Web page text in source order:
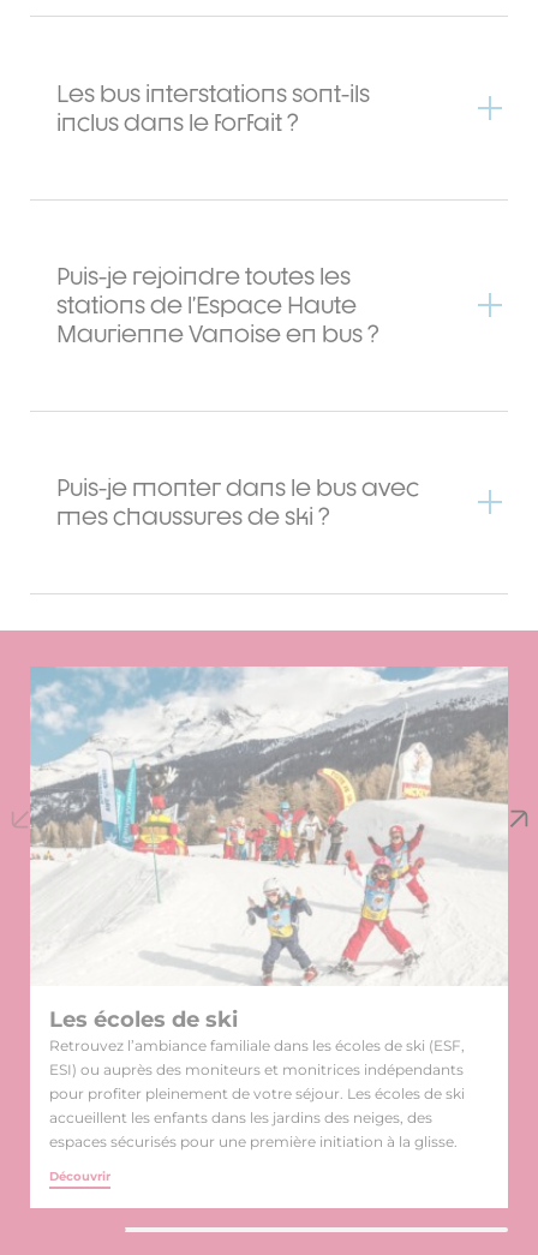
Les bus interstations sont-ils
inclus dans le forfait ?
Puis-je rejoindre toutes les
stations de l’Espace Haute
Maurienne Vanoise en bus ?
Puis-je monter dans le bus avec
mes chaussures de ski ?
Les écoles de ski
Retrouvez l’ambiance familiale dans les écoles de ski (ESF,
ESI) ou auprès des moniteurs et monitrices indépendants
pour profiter pleinement de votre séjour. Les écoles de ski
accueillent les enfants dans les jardins des neiges, des
espaces sécurisés pour une première initiation à la glisse.
Découvrir